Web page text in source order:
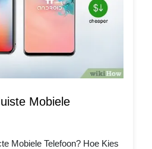
Mobiele
Mobiele Telefoon? Hoe Kies